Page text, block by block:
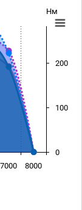
Нм
7000 8000
0
100
200